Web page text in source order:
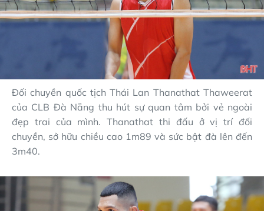
Đối chuyền quốc tịch Thái Lan Thanathat Thaweerat
của CLB Đà Nẵng thu hút sự quan tâm bởi vẻ ngoài
đẹp trai của mình.Thanathat thi đấu ở vị trí đối
chuyền, sở hữu chiều cao 1m89 và sức bật đà lên đến
3m40.